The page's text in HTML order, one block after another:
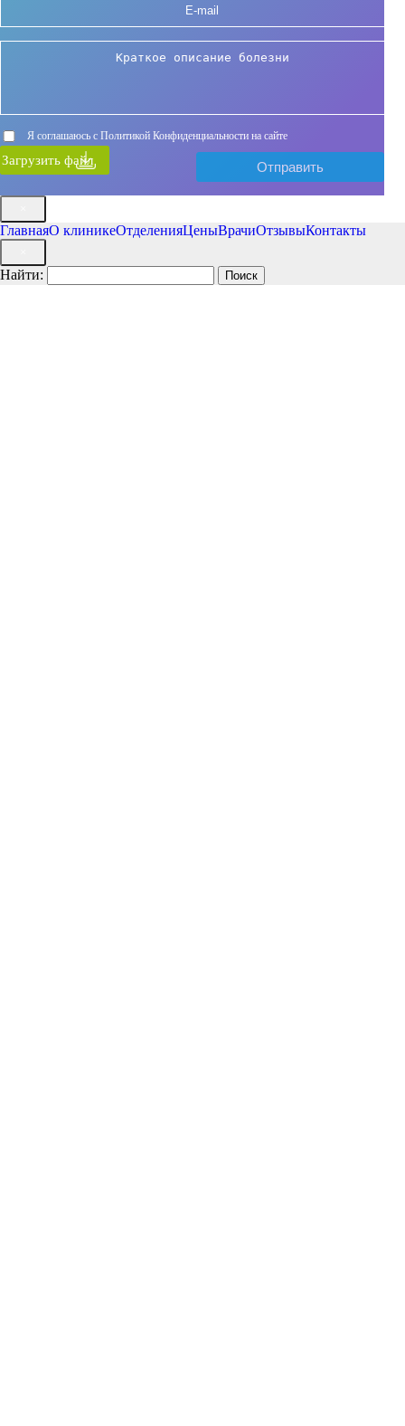
Я соглашаюсь с Политикой Конфиденциальности на сайте
Загрузить файл
ГлавнаяО клиникеОтделенияЦеныВрачиОтзывыКонтакты
Найти: